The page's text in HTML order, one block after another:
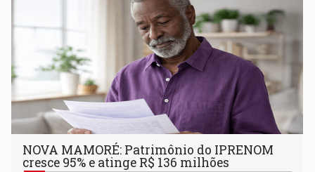
NOVA MAMORÉ: Patrimônio do IPRENOM
cresce 95% e atinge R$ 136 milhões